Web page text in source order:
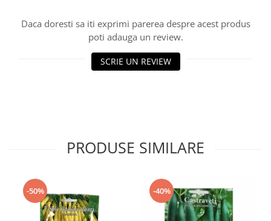
Daca doresti sa iti exprimi parerea despre acest produs
poti adauga un review.
SCRIE UN REVIEW
PRODUSE SIMILARE
-50% -40%